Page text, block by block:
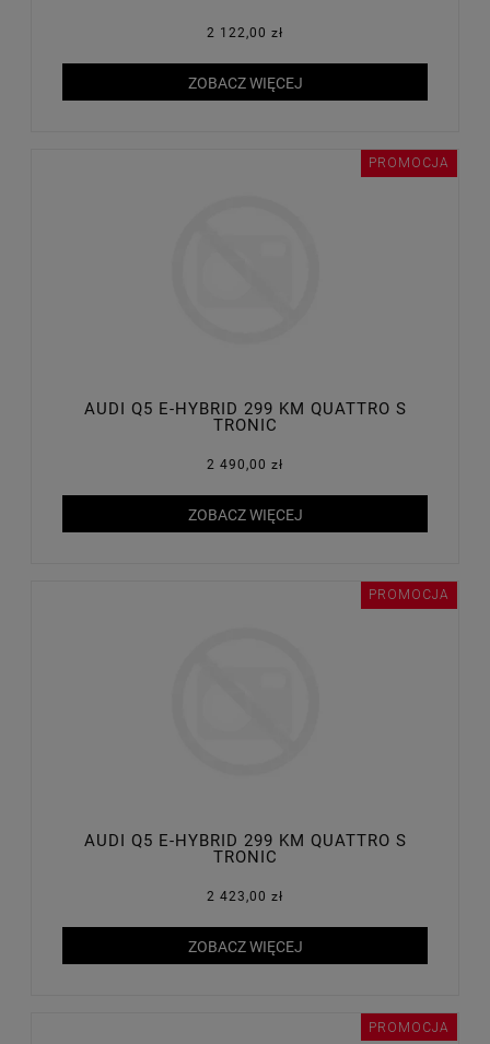
2 122,00 zł
ZOBACZ WIĘCEJ
AUDI Q5 E-HYBRID 299 KM QUATTRO S
TRONIC
2 490,00 zł
ZOBACZ WIĘCEJ
PROMOCJA
AUDI Q5 E-HYBRID 299 KM QUATTRO S
TRONIC
2 423,00 zł
ZOBACZ WIĘCEJ
PROMOCJA
PROMOCJA